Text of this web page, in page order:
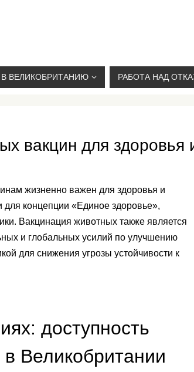
+7(926)734-03-33, +7(926)274-
В ВЕЛИКОБРИТАНИЮ РАБОТА НАД
вакцин для здоровья
жизненно важен для здоровья и
для концепции «Единое здоровье»,
Вакцинация животных также является
и глобальных усилий по улучшению
для снижения угрозы устойчивости к
доступность
Великобритании